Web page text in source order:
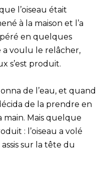
l’oiseau était
à la maison et l’a
en quelques
a voulu le relâcher,
s’est produit.
de l’eau, et quand
de la prendre en
main. Mais quelque
: l’oiseau a volé
sur la tête du